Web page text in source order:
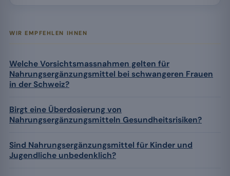
WIR EMPFEHLEN IHNEN
Welche Vorsichtsmassnahmen gelten für
Nahrungsergänzungsmittel bei schwangeren Frauen
in der Schweiz?
Birgt eine Überdosierung von
Nahrungsergänzungsmitteln Gesundheitsrisiken?
Sind Nahrungsergänzungsmittel für Kinder und
Jugendliche unbedenklich?